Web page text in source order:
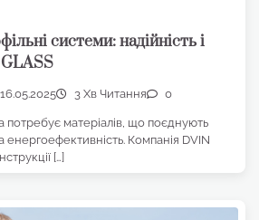
системи: надійність і
16.05.2025 3 Хв Читання 0
потребує матеріалів, що поєднують
енергоефективність. Компанія DVIN
[…]